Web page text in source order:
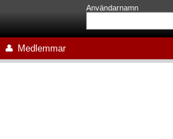
Användarnamn
Medlemmar